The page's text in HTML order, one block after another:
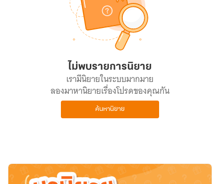
ไม่พบรายการนิยาย
เรามีนิยายในระบบมากมาย
ลองมาหานิยายเรื่องโปรดของคุณกัน
ค้นหานิยาย